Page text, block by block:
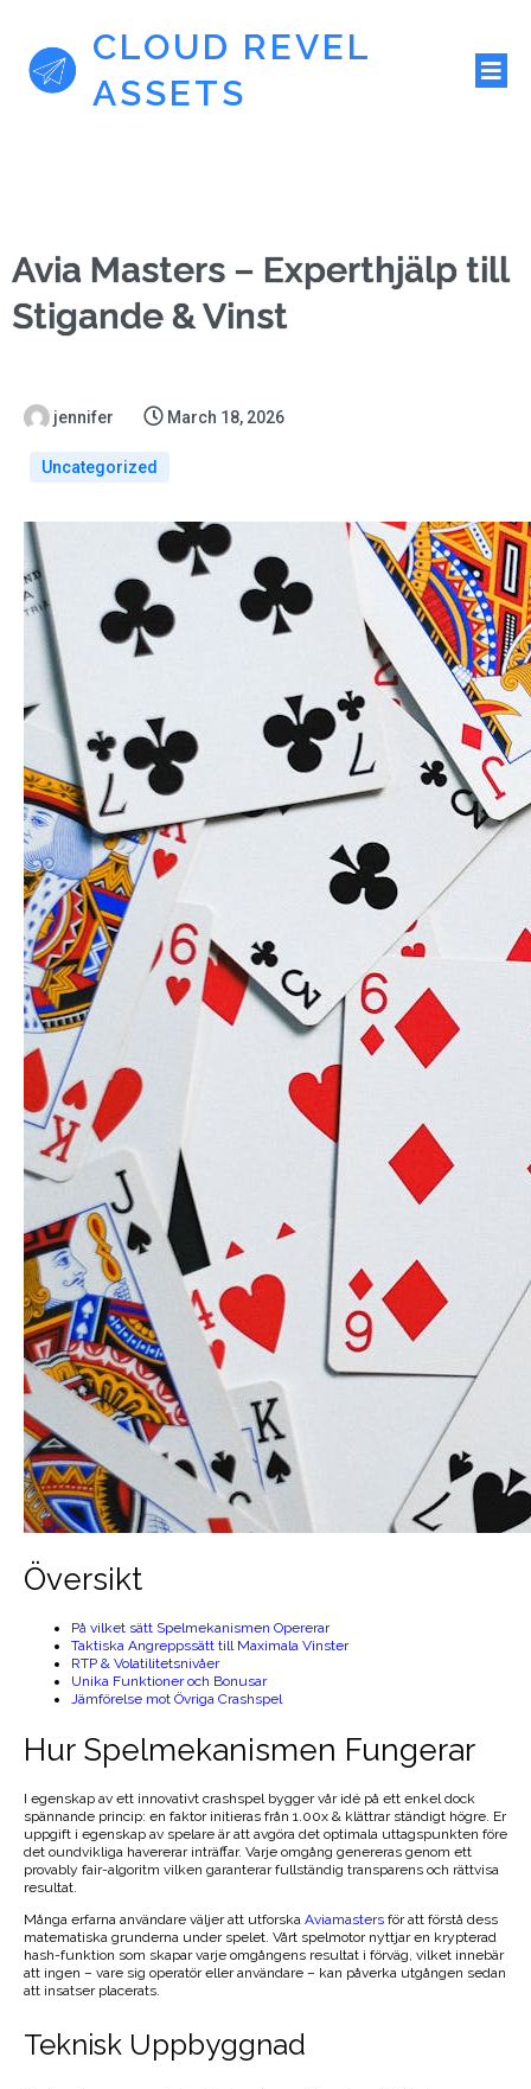
CLOUD REVEL
ASSETS
Avia Masters – Experthjälp till
Stigande & Vinst
jennifer March 18, 2026
Uncategorized
Översikt
På vilket sätt Spelmekanismen Opererar
Taktiska Angreppssätt till Maximala Vinster
RTP & Volatilitetsnivåer
Unika Funktioner och Bonusar
Jämförelse mot Övriga Crashspel
Hur Spelmekanismen Fungerar
I egenskap av ett innovativt crashspel bygger vår idé på ett enkel dock
spännande princip: en faktor initieras från 1.00x & klättrar ständigt högre. Er
uppgift i egenskap av spelare är att avgöra det optimala uttagspunkten före
det oundvikliga havererar inträffar. Varje omgång genereras genom ett
provably fair-algoritm vilken garanterar fullständig transparens och rättvisa
resultat.
Många erfarna användare väljer att utforska Aviamasters för att förstå dess
matematiska grunderna under spelet. Vårt spelmotor nyttjar en krypterad
hash-funktion som skapar varje omgångens resultat i förväg, vilket innebär
att ingen – vare sig operatör eller användare – kan påverka utgången sedan
att insatser placerats.
Teknisk Uppbyggnad